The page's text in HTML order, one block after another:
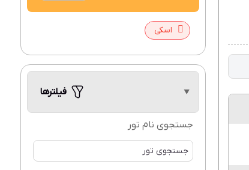
اسکی
فیلترها
جستجوی نام تور